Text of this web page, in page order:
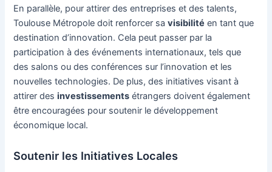
En parallèle, pour attirer des entreprises et des talents,
Toulouse Métropole doit renforcer savisibilité en tant que
destination d’innovation. Cela peut passer par la
participation à des événements internationaux, tels que
des salons ou des conférences sur l’innovation et les
nouvelles technologies. De plus, des initiatives visant à
attirer desinvestissements étrangers doivent également
être encouragées pour soutenir le développement
économique local.
Soutenir les Initiatives Locales